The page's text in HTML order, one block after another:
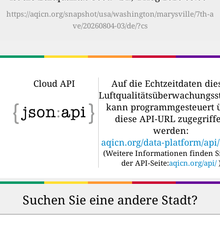
https://aqicn.org/snapshot/usa/washington/marysville/7th-a
ve/20260804-03/de/?cs
Cloud API
Auf die Echtzeitdaten
kann programmgesteuert
diese API-URL
werden:
aqicn.org/data-platform/
(Weitere Informationen finden
der API-Seite:aqicn.org/api/
Suchen Sie eine andere Stadt?